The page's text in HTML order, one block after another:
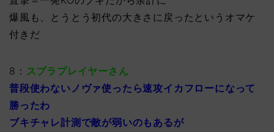
爆風も、とうとう初代の大きさに戻ったというオマケ
付きだ
8： スプラプレイヤーさん
普段使わないノヴァ使ったら速攻イカフローになって
勝ったわ
ブキチャレ計測で敵が弱いのもあるが